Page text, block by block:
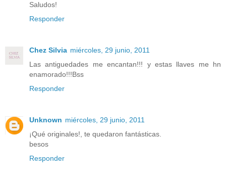
Saludos!
Responder
Chez Silvia miércoles, 29 junio, 2011
Las antiguedades me encantan!!! y estas llaves me hn
enamorado!!!Bss
Responder
Unknown miércoles, 29 junio, 2011
¡Qué originales!, te quedaron fantásticas.
besos
Responder